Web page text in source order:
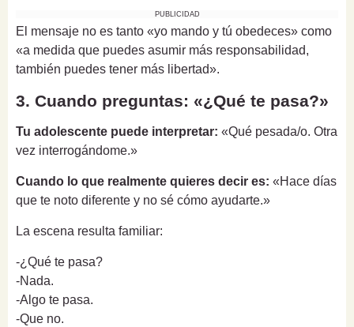
PUBLICIDAD
El mensaje no es tanto «yo mando y tú obedeces» como
«a medida que puedes asumir más responsabilidad,
también puedes tener más libertad».
3. Cuando preguntas: «¿Qué te pasa?»
Tu adolescente puede interpretar: «Qué pesada/o. Otra
vez interrogándome.»
Cuando lo que realmente quieres decir es: «Hace días
que te noto diferente y no sé cómo ayudarte.»
La escena resulta familiar:
-¿Qué te pasa?
-Nada.
-Algo te pasa.
-Que no.